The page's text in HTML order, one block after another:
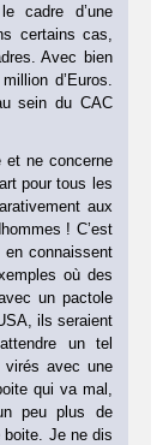
cadre d’une
certains cas,
Avec bien
d’Euros.
sein du CAC
et ne concerne
pour tous les
aux
! C’est
connaissent
où des
un pactole
ils seraient
un tel
virés avec une
qui va mal,
peu plus de
boite. Je ne dis